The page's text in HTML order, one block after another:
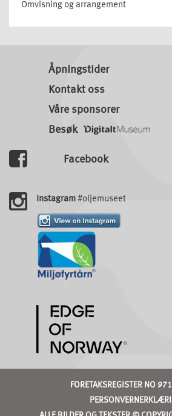
Omvisning og arrangement
Åpningstider
Kontakt oss
Våre sponsorer
Besøk
Facebook
Instagram#oljemuseet
FORETAKSREGISTER NO